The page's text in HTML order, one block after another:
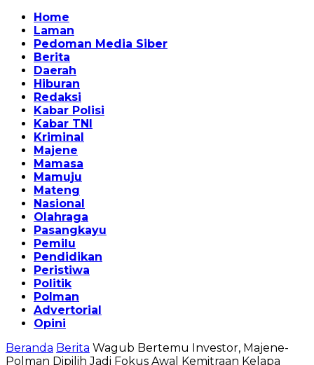
Home
Laman
Pedoman Media Siber
Berita
Daerah
Hiburan
Redaksi
Kabar Polisi
Kabar TNI
Kriminal
Majene
Mamasa
Mamuju
Mateng
Nasional
Olahraga
Pasangkayu
Pemilu
Pendidikan
Peristiwa
Politik
Polman
Advertorial
Opini
Beranda Berita Wagub Bertemu Investor, Majene-
Polman Dipilih Jadi Fokus Awal Kemitraan Kelapa